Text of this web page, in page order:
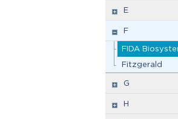
E
F
FIDA
Fitzgerald
G
H